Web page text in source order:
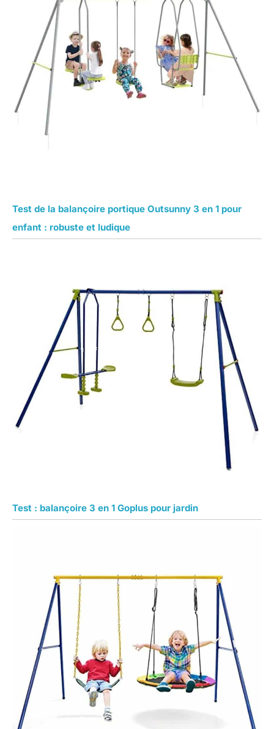
Test de la balançoire portique Outsunny 3 en 1 pour
enfant : robuste et ludique
Test : balançoire 3 en 1 Goplus pour jardin